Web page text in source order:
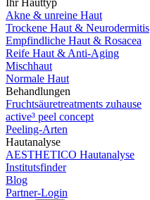
Ihr Hauttyp
Akne & unreine Haut
Trockene Haut & Neurodermitis
Empfindliche Haut & Rosacea
Reife Haut & Anti-Aging
Mischhaut
Normale Haut
Behandlungen
Fruchtsäuretreatments zuhause
active³ peel concept
Peeling-Arten
Hautanalyse
AESTHETICO Hautanalyse
Institutsfinder
Blog
Partner-Login